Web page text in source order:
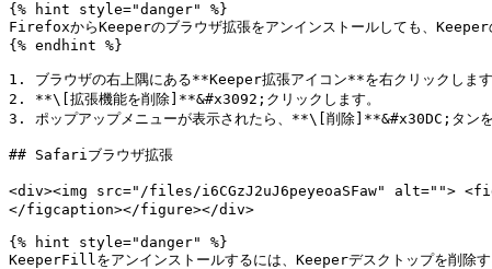
{% hint style="danger" %}
FirefoxからKeeperのブラウザ拡張をアンインストールしても、Keeper
{% endhint %}
1. ブラウザの右上隅にある**Keeper拡張アイコン**を右クリックします
2. **\[拡張機能を削除]**&#x3092;クリックします。
3. ポップアップメニューが表示されたら、**\[削除]**&#x30DC;タンを
## Safariブラウザ拡張
<div><img src="/files/i6CGzJ2uJ6peyeoaSFaw" alt="">
</figcaption></figure></div>
{% hint style="danger" %}
KeeperFillをアンインストールするには、Keeperデスクトップを削除す